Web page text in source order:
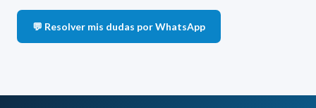
en España
. El número ha crecido de forma sostenida en los
últimos años:
💬 Resolver mis dudas por WhatsApp